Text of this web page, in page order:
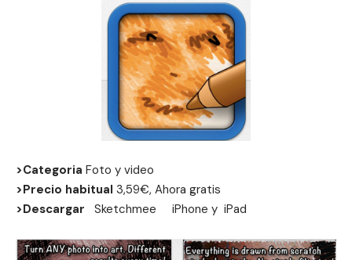
>Categoria Foto y video
>Precio habitual 3,59€, Ahora gratis
>Descargar
Sketchmee iPhone y iPad